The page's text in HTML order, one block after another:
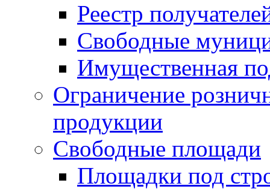
Реестр
Свободные
Имущественная
Ограничение
продукции
Свободные площади
Площадки под